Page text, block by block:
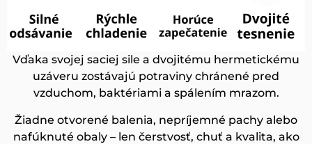
Vďaka svojej saciej sile a dvojitému hermetickému
uzáveru zostávajú potraviny chránené pred
vzduchom, baktériami a spálením mrazom.
Žiadne otvorené balenia, nepríjemné pachy alebo
nafúknuté obaly – len čerstvosť, chuť a kvalita, ako